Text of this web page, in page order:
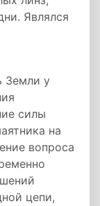
Являлся
Земли у
силы
на
вопроса
цепи,